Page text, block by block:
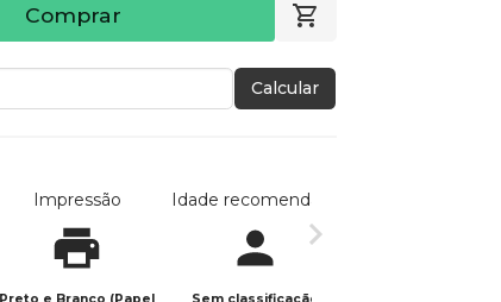
Comprar
Calcular
Impressão Idade recomendada